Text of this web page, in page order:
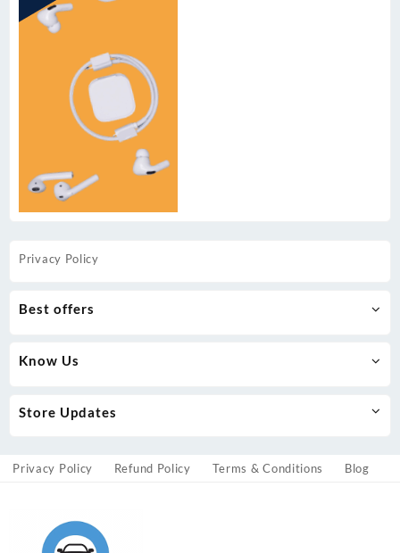
Privacy Policy
Best offers
Know Us
Store Updates
Privacy Policy Refund Policy Terms & Conditions Blog